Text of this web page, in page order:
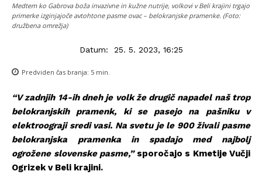
Medtem ko Gabrova boža invazivne in kužne nutrije, volkovi v Beli krajini trgajo
primerke izginjajoče avtohtone pasme ovac – belokranjske pramenke. (Foto:
družbena omrežja)
Datum: 25. 5. 2023, 16:25
Predviden čas branja: 5 min.
“V zadnjih 14-ih dneh je volk že drugič napadel naš trop
belokranjskih pramenk, ki se pasejo na pašniku v
elektroograji sredi vasi. Na svetu je le 900 živali pasme
belokranjska pramenka in spadajo med najbolj
ogrožene slovenske pasme,” sporočajo s Kmetije Vučji
Ogrizek v Beli krajini.